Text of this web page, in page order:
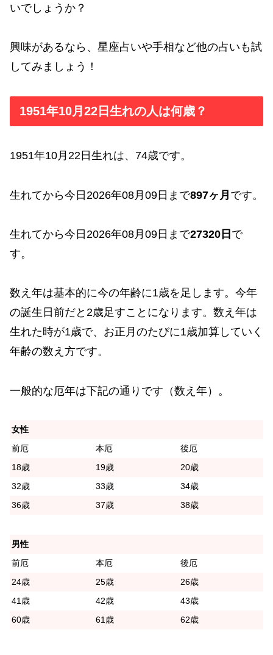
いでしょうか？
興味があるなら、星座占いや手相など他の占いも試
してみましょう！
1951年10月22日生れの人は何歳？
1951年10月22日生れは、74歳です。
生れてから今日2026年08月09日まで897ヶ月 です。
生れてから今日2026年08月09日まで27320日 で
す。
数え年は基本的に今の年齢に1歳を足します。今年
の誕生日前だと2歳足すことになります。数え年は
生れた時が1歳で、お正月のたびに1歳加算していく
年齢の数え方です。
一般的な厄年は下記の通りです（数え年）。
女性
前厄
本厄
後厄
18歳
19歳
20歳
32歳
33歳
34歳
36歳
37歳 38歳
男性
前厄
本厄
後厄
24歳
25歳
26歳
41歳
42歳
43歳
60歳
61歳 62歳